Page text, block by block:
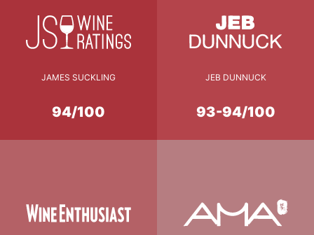
JAMES SUCKLING
94/100
JEB DUNNUCK
93-94/100